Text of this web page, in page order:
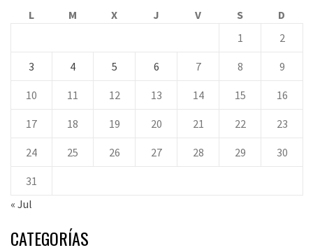
L
M X J V S
D
1
2
3 4 5 6 7 8 9
10 11 12 13 14 15 16
17 18 19 20 21 22 23
24 25 26 27 28 29 30
31
« Jul
CATEGORÍAS